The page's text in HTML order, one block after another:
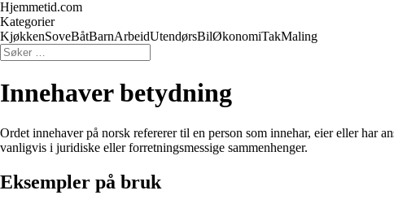
Hjemmetid.com
Kategorier
KjøkkenSoveBåtBarnArbeidUtendørsBilØkonomiTakMaling
Innehaver betydning
Ordet innehaver på norsk refererer til en person som innehar, eier eller har
vanligvis i juridiske eller forretningsmessige sammenhenger.
Eksempler på bruk